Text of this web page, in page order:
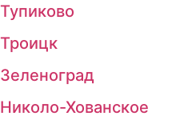
Тупиково
Троицк
Зеленоград
Николо-Хованское